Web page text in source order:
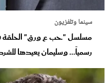
سينما وتلفزيون
رسمياً... وسليمان يعيدها